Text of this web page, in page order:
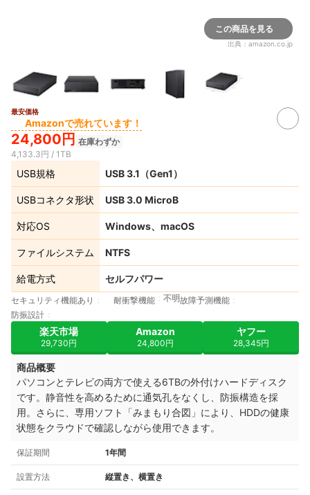
この商品を見る
出典： amazon.co.jp
最安価格
Amazonで売れています！
24,800円 在庫わずか
4,133.3円 / 1TB
USB規格 USB 3.1（Gen1）
USBコネクタ形状 USB 3.0 MicroB
対応OS Windows、macOS
ファイルシステム NTFS
給電方式 セルフパワー
セキュリティ機能あり 耐衝撃機能 不明故障予測機能
防振設計
楽天市場
29,730円
Amazon
24,800円
ヤフー
28,345円
商品概要
パソコンとテレビの両方で使える6TBの外付けハードディスク
です。静音性を高めるために通気孔をなくし、防振構造を採
用。さらに、専用ソフト「みまもり合図」により、HDDの健康
状態をクラウドで確認しながら使用できます。
保証期間 1年間
設置方法 縦置き、横置き